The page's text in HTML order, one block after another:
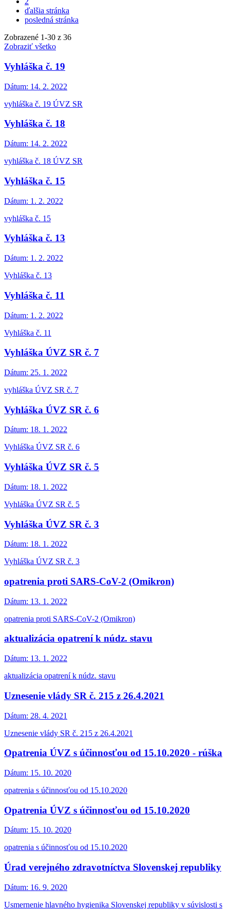
ďalšia stránka
posledná stránka
Zobrazené 1-30 z 36
Zobraziť všetko
Vyhláška č. 19
Dátum: 14. 2. 2022
vyhláška č. 19 ÚVZ SR
Vyhláška č. 18
Dátum: 14. 2. 2022
vyhláška č. 18 ÚVZ SR
Vyhláška č. 15
Dátum: 1. 2. 2022
vyhláška č. 15
Vyhláška č. 13
Dátum: 1. 2. 2022
Vyhláška č. 13
Vyhláška č. 11
Dátum: 1. 2. 2022
Vyhláška č. 11
Vyhláška ÚVZ SR č. 7
Dátum: 25. 1. 2022
vyhláška ÚVZ SR č. 7
Vyhláška ÚVZ SR č. 6
Dátum: 18. 1. 2022
Vyhláška ÚVZ SR č. 6
Vyhláška ÚVZ SR č. 5
Dátum: 18. 1. 2022
Vyhláška ÚVZ SR č. 5
Vyhláška ÚVZ SR č. 3
Dátum: 18. 1. 2022
Vyhláška ÚVZ SR č. 3
opatrenia proti SARS-CoV-2 (Omikron)
Dátum: 13. 1. 2022
opatrenia proti SARS-CoV-2 (Omikron)
aktualizácia opatrení k núdz. stavu
Dátum: 13. 1. 2022
aktualizácia opatrení k núdz. stavu
Uznesenie vlády SR č. 215 z 26.4.2021
Dátum: 28. 4. 2021
Uznesenie vlády SR č. 215 z 26.4.2021
Opatrenia ÚVZ s účinnosťou od 15.10.2020 - rúška
Dátum: 15. 10. 2020
opatrenia s účinnosťou od 15.10.2020
Opatrenia ÚVZ s účinnosťou od 15.10.2020
Dátum: 15. 10. 2020
opatrenia s účinnosťou od 15.10.2020
Úrad verejného zdravotníctva Slovenskej republiky
Dátum: 16. 9. 2020
Usmernenie hlavného hygienika Slovenskej republiky v súvislosti s